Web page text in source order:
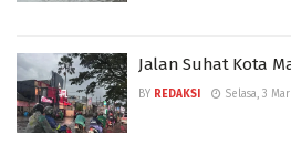
Jalan Suhat Kota
BY REDAKSI Selasa, 3